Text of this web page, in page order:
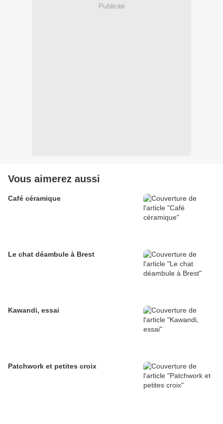
Publicité
Vous aimerez aussi
Café céramique
Le chat déambule à Brest
Kawandi, essai
Patchwork et petites croix